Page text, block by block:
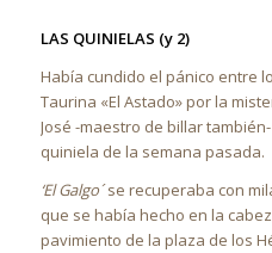
LAS QUINIELAS (y 2)
Había cundido el pánico entre
Taurina «El Astado» por la
José -maestro de billar
quiniela de la semana pasada.
‘El Galgo´se recuperaba con
que se había hecho en la
pavimiento de la plaza de los